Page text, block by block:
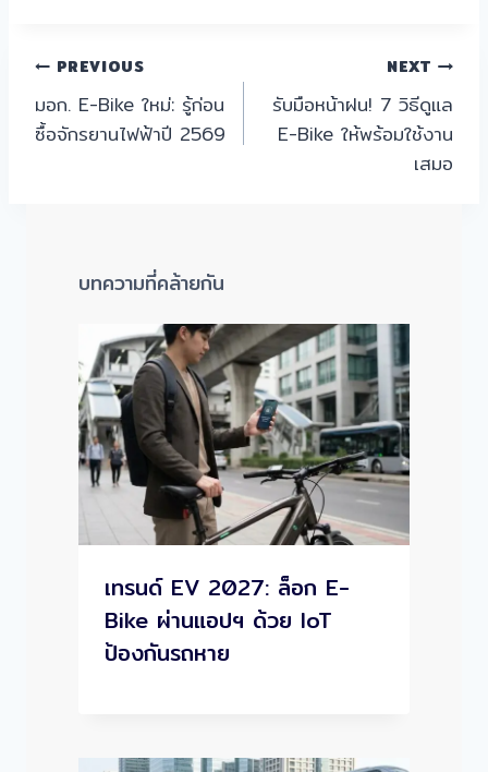
แนะแนว
เรื่อง
PREVIOUS
มอก. E-Bike ใหม่: รู้ก่อน
ซื้อจักรยานไฟฟ้าปี 2569
NEXT
รับมือหน้าฝน! 7 วิธีดูแล
E-Bike ให้พร้อมใช้งาน
เสมอ
บทความที่คล้ายกัน
เทรนด์ EV 2027: ล็อก E-
Bike ผ่านแอปฯ ด้วย IoT
ป้องกันรถหาย